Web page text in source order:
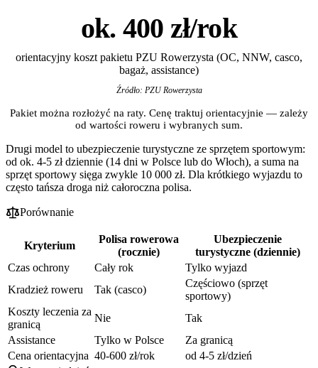
ok. 400 zł/rok
orientacyjny koszt pakietu PZU Rowerzysta (OC, NNW, casco,
bagaż, assistance)
Źródło: PZU Rowerzysta
Pakiet można rozłożyć na raty. Cenę traktuj orientacyjnie — zależy
od wartości roweru i wybranych sum.
Drugi model to ubezpieczenie turystyczne ze sprzętem sportowym:
od ok. 4-5 zł dziennie (14 dni w Polsce lub do Włoch), a suma na
sprzęt sportowy sięga zwykle 10 000 zł. Dla krótkiego wyjazdu to
często tańsza droga niż całoroczna polisa.
Porównanie
Kryterium
Polisa rowerowa
(rocznie)
Ubezpieczenie
turystyczne (dziennie)
Czas ochrony
Cały rok
Tylko wyjazd
Kradzież roweru
Tak (casco)
Częściowo (sprzęt
sportowy)
Koszty leczenia za
granicą
Nie
Tak
Assistance
Tylko w Polsce
Za granicą
Cena orientacyjna 40-600 zł/rok
od 4-5 zł/dzień